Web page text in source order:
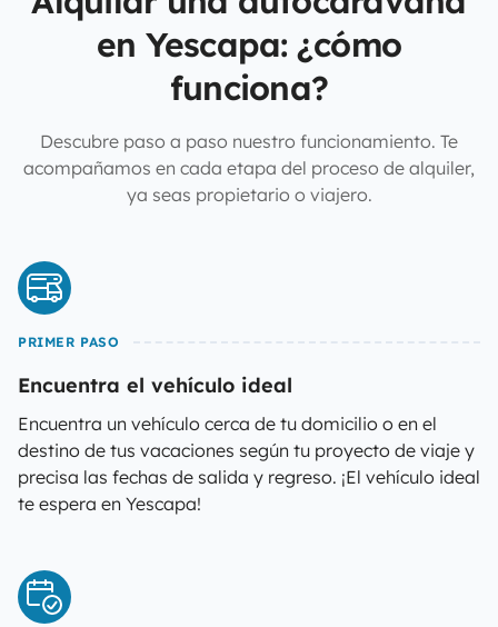
en Yescapa: ¿cómo
funciona?
Descubre paso a paso nuestro funcionamiento. Te
acompañamos en cada etapa del proceso de alquiler,
ya seas propietario o viajero.
PRIMER PASO
Encuentra el vehículo ideal
Encuentra un vehículo cerca de tu domicilio o en el
destino de tus vacaciones según tu proyecto de viaje y
precisa las fechas de salida y regreso. ¡El vehículo ideal
te espera en Yescapa!